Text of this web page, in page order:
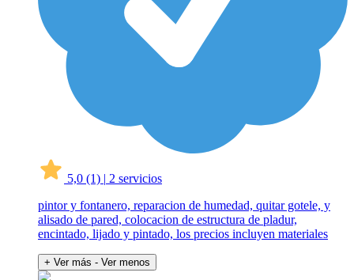
5,0 (1) | 2 servicios
pintor y fontanero, reparacion de humedad, quitar gotele, y
alisado de pared, colocacion de estructura de pladur,
encintado, lijado y pintado, los precios incluyen materiales
+ Ver más - Ver menos